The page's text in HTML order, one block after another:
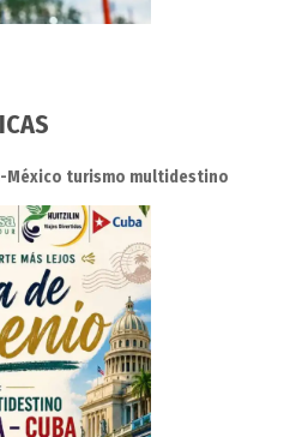
México turismo multidestino